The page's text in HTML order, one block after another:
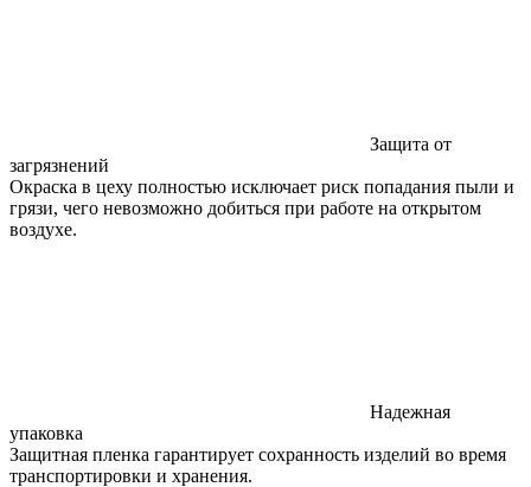
Защита от
загрязнений
Окраска в цеху полностью исключает риск попадания пыли и
грязи, чего невозможно добиться при работе на открытом
воздухе.
Надежная
упаковка
Защитная пленка гарантирует сохранность изделий во время
транспортировки и хранения.